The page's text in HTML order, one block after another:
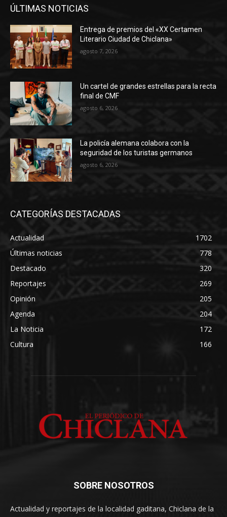
ÚLTIMAS NOTICIAS
Entrega de premios del «XX Certamen
Literario Ciudad de Chiclana»
agosto 7, 2026
Un cartel de grandes estrellas para la recta
final de CMF
agosto 6, 2026
La policía alemana colabora con la
seguridad de los turistas germanos
agosto 6, 2026
CATEGORÍAS DESTACADAS
Actualidad
1702
Últimas noticias
778
Destacado
320
Reportajes
269
Opinión
205
Agenda
204
La Noticia
172
Cultura
166
SOBRE NOSOTROS
Actualidad y reportajes de la localidad gaditana, Chiclana de la